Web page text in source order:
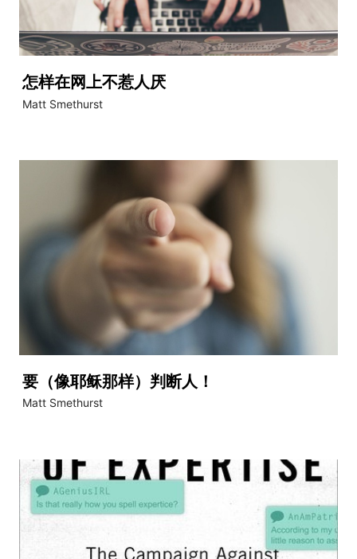
怎样在网上不惹人厌
Matt Smethurst
要（像耶稣那样）判断人！
Matt Smethurst